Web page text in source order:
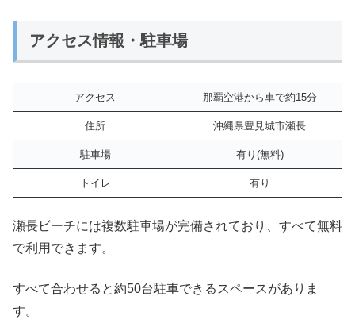
アクセス情報・駐車場
アクセス 那覇空港から車で約15分
住所 沖縄県豊見城市瀬長
駐車場 有り(無料)
トイレ 有り
瀬長ビーチには複数駐車場が完備されており、すべて無料
で利用できます。
すべて合わせると約50台駐車できるスペースがありま
す。